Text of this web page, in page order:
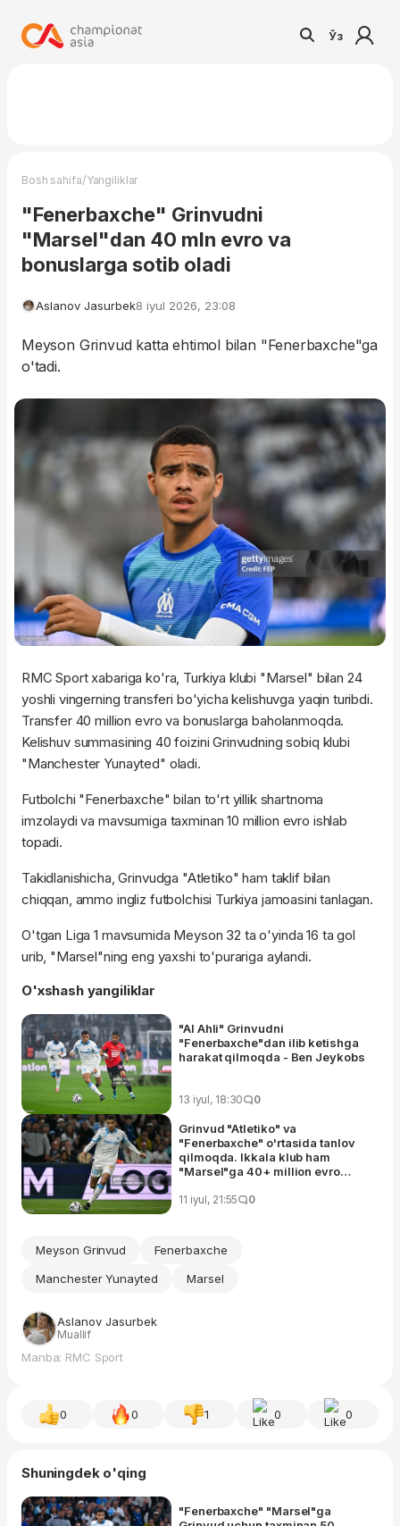
Ўз
Bosh sahifa/Yangiliklar
"Fenerbaxche" Grinvudni
"Marsel"dan 40 mln evro va
bonuslarga sotib oladi
Aslanov Jasurbek8 iyul 2026, 23:08
Meyson Grinvud katta ehtimol bilan "Fenerbaxche"ga
o'tadi.
RMC Sport xabariga ko'ra, Turkiya klubi "Marsel" bilan 24
yoshli vingerning transferi bo'yicha kelishuvga yaqin turibdi.
Transfer 40 million evro va bonuslarga baholanmoqda.
Kelishuv summasining 40 foizini Grinvudning sobiq klubi
"Manchester Yunayted" oladi.
Futbolchi "Fenerbaxche" bilan to'rt yillik shartnoma
imzolaydi va mavsumiga taxminan 10 million evro ishlab
topadi.
Takidlanishicha, Grinvudga "Atletiko" ham taklif bilan
chiqqan, ammo ingliz futbolchisi Turkiya jamoasini tanlagan.
O'tgan Liga 1 mavsumida Meyson 32 ta o'yinda 16 ta gol
urib, "Marsel"ning eng yaxshi to'purariga aylandi.
O'xshash yangiliklar
"Al Ahli" Grinvudni
"Fenerbaxche"dan ilib ketishga
harakat qilmoqda - Ben Jeykobs
13 iyul, 18:30 0
Grinvud "Atletiko" va
"Fenerbaxche" o'rtasida tanlov
qilmoqda. Ikkala klub ham
"Marsel"ga 40+ million evro
11 iyul, 21:55 0
Meyson Grinvud
Fenerbaxche
Manchester Yunayted
Marsel
Aslanov Jasurbek
Muallif
Manba: RMC Sport
0 0 1 0 0
Shuningdek o'qing
"Fenerbaxche" "Marsel"ga